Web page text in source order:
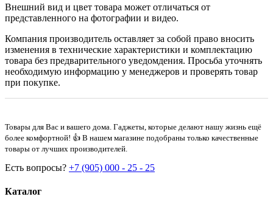
Внешний вид и цвет товара может отличаться от
представленного на фотографии и видео.
Компания производитель оставляет за собой право вносить
изменения в технические характеристики и комплектацию
товара без предварительного уведомдения. Просьба уточнять
необходимую информацию у менеджеров и проверять товар
при покупке.
Товары для Вас и вашего дома. Гаджеты, которые делают нашу жизнь ещё
более комфортной! 👍 В нашем магазине подобраны только качественные
товары от лучших производителей.
Есть вопросы? +7 (905) 000 - 25 - 25
Каталог